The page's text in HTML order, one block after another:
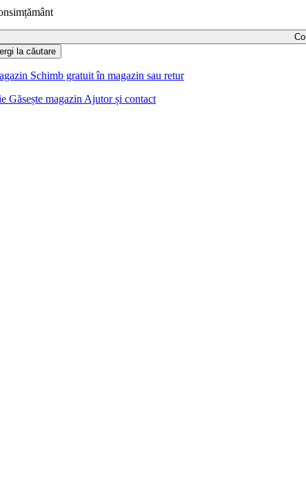
la căutare
Schimb gratuit în magazin sau retur
Găsește magazin Ajutor și contact